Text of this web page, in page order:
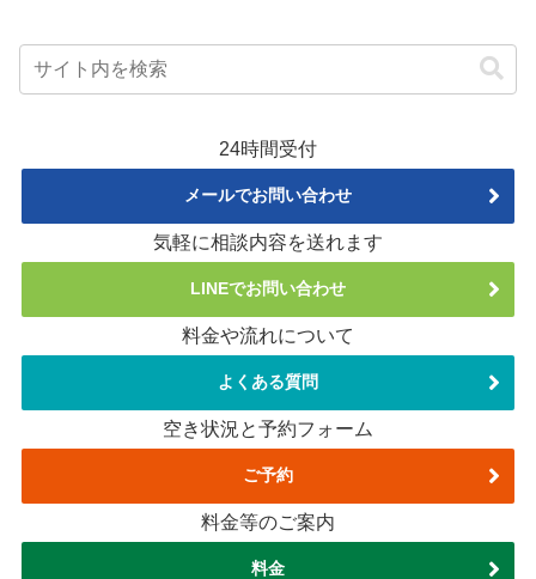
24時間受付
メールでお問い合わせ
気軽に相談内容を送れます
LINEでお問い合わせ
料金や流れについて
よくある質問
空き状況と予約フォーム
ご予約
料金等のご案内
料金